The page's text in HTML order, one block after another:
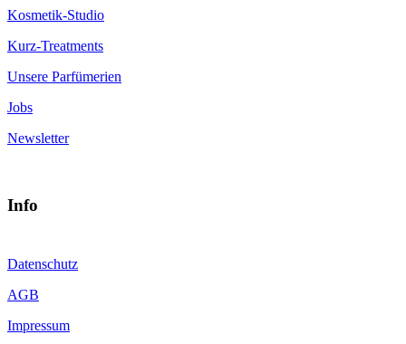
Kosmetik-Studio
Kurz-Treatments
Unsere Parfümerien
Jobs
Newsletter
Info
Datenschutz
AGB
Impressum